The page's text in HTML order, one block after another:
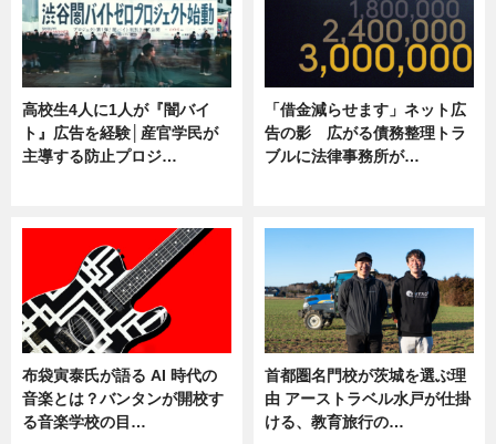
高校生4人に1人が『闇バイ
ト』広告を経験│産官学民が
主導する防止プロジ…
「借金減らせます」ネット広
告の影 広がる債務整理トラ
ブルに法律事務所が…
布袋寅泰氏が語る AI 時代の
音楽とは？バンタンが開校す
る音楽学校の目…
首都圏名門校が茨城を選ぶ理
由 アーストラベル水戸が仕掛
ける、教育旅行の…